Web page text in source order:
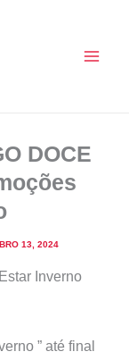
DOCE
13, 2024
Inverno
” até final